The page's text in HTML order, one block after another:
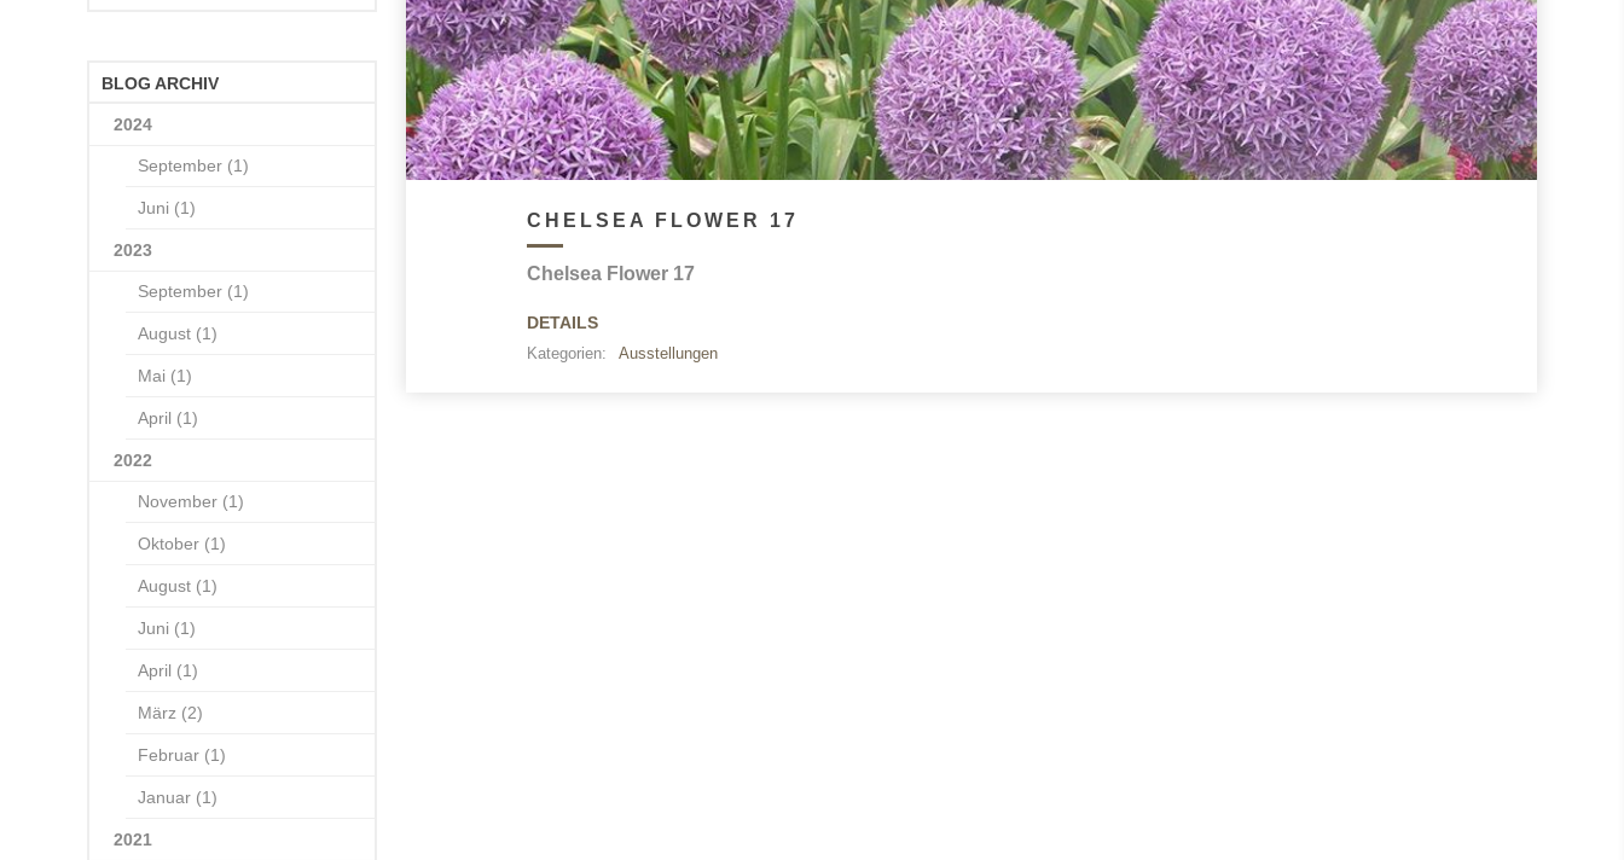
CHELSEA FLOWER 17
Chelsea Flower 17
DETAILS
Kategorien: Ausstellungen
BLOG ARCHIV
2024
September (1)
Juni (1)
2023
September (1)
August (1)
Mai (1)
April (1)
2022
November (1)
Oktober (1)
August (1)
Juni (1)
April (1)
März (2)
Februar (1)
Januar (1)
2021